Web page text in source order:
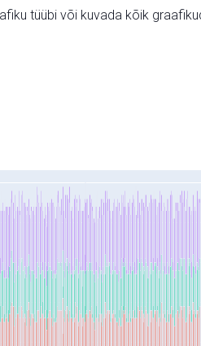
tüübi või kuvada kõik